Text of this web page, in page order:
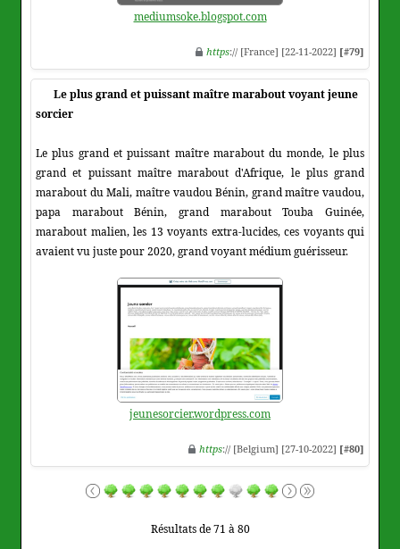
mediumsoke.blogspot.com
https:// [France] [22-11-2022] [#79]
Le plus grand et puissant maître marabout voyant jeune
sorcier
Le plus grand et puissant maître marabout du monde, le plus
grand et puissant maître marabout d'Afrique, le plus grand
marabout du Mali, maître vaudou Bénin, grand maître vaudou,
papa marabout Bénin, grand marabout Touba Guinée,
marabout malien, les 13 voyants extra-lucides, ces voyants qui
avaient vu juste pour 2020, grand voyant médium guérisseur.
jeunesorcier.wordpress.com
https:// [Belgium] [27-10-2022] [#80]
Résultats de 71 à 80